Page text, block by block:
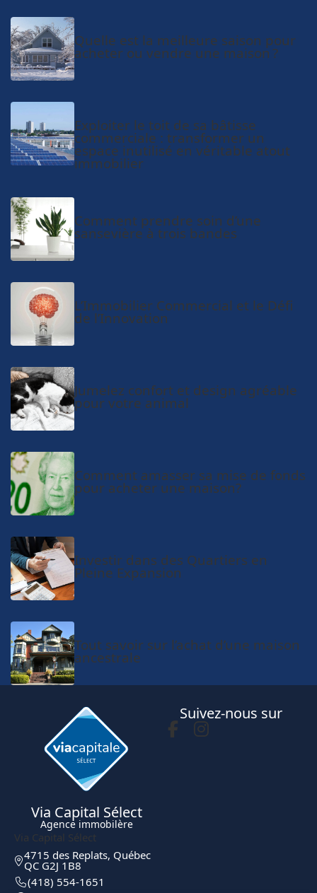
Quelle est la meilleure saison pour
acheter ou vendre une maison ?
Exploiter le toit de sa bâtisse
commerciale : transformer un
espace inutilisé en véritable atout
immobilier
Comment prendre soin d’une
sansevière à trois bandes
L’Immobilier Commercial et le Défi
de l’Innovation
Jumelez confort et design agréable
pour votre animal
Comment amasser sa mise de fonds
pour acheter une maison?
Investir dans des Quartiers en
Pleine Expansion
Tout savoir sur l’achat d’une maison
ancestrale
Via Capital Sélect
Agence immobilère
Via Capital Sélect
4715 des Replats, Québec
QC G2J 1B8
(418) 554-1651
Suivez-nous sur